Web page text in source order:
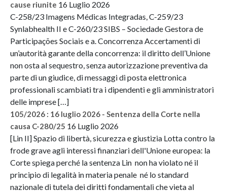
cause riunite 16 Luglio 2026
C-258/23 Imagens Médicas Integradas, C-259/23
Synlabhealth II e C-260/23 SIBS – Sociedade Gestora de
Participações Sociais e a. Concorrenza Accertamenti di
un’autorità garante della concorrenza: il diritto dell’Unione
non osta al sequestro, senza autorizzazione preventiva da
parte di un giudice, di messaggi di posta elettronica
professionali scambiati tra i dipendenti e gli amministratori
delle imprese […]
105/2026 : 16 luglio 2026 - Sentenza della Corte nella
causa C-280/25 16 Luglio 2026
[Lin II] Spazio di libertà, sicurezza e giustizia Lotta contro la
frode grave agli interessi finanziari dell'Unione europea: la
Corte spiega perché la sentenza Lin non ha violato né il
principio di legalità in materia penale né lo standard
nazionale di tutela dei diritti fondamentali che vieta al